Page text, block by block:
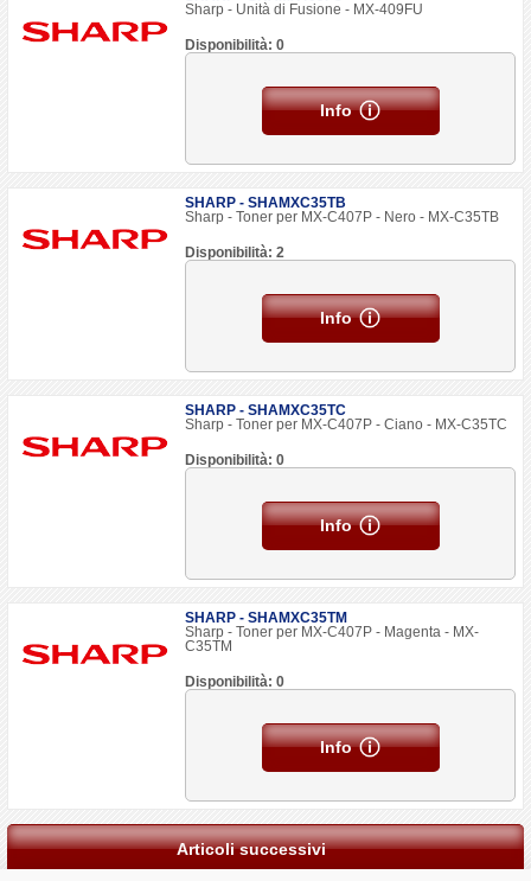
Sharp - Unità di Fusione - MX-409FU
Disponibilità: 0
Info
SHARP - SHAMXC35TB
Sharp - Toner per MX-C407P - Nero - MX-C35TB
Disponibilità: 2
Info
SHARP - SHAMXC35TC
Sharp - Toner per MX-C407P - Ciano - MX-C35TC
Disponibilità: 0
Info
SHARP - SHAMXC35TM
Sharp - Toner per MX-C407P - Magenta - MX-
C35TM
Disponibilità: 0
Info
Articoli successivi